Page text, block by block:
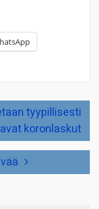
tyypillisesti
koronlaskut